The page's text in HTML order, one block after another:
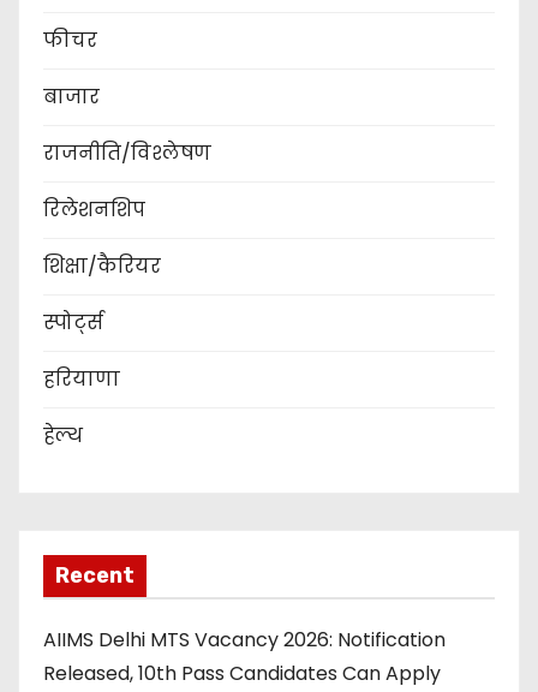
फीचर
बाजार
राजनीति/विश्लेषण
रिलेशनशिप
शिक्षा/कैरियर
स्पोर्ट्स
हरियाणा
हेल्थ
Recent
AIIMS Delhi MTS Vacancy 2026: Notification
Released, 10th Pass Candidates Can Apply